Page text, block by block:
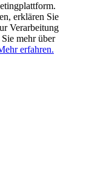
erklären Sie
Verarbeitung
mehr über
erfahren.